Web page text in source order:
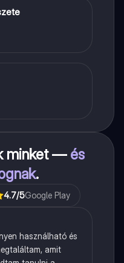
minket — és
.
4.7/5Google Play
használható és
amit